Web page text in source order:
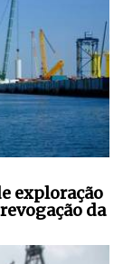
exploração
da